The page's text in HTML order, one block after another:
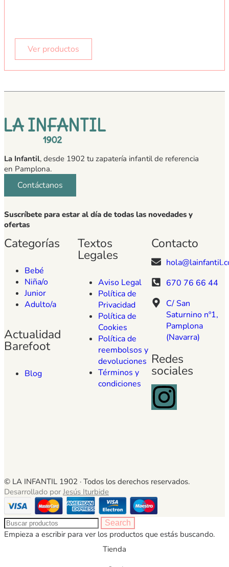
Ver productos
La Infantil, desde 1902 tu zapatería infantil de referencia
en Pamplona.
Contáctanos
Suscríbete para estar al día de todas las novedades y
ofertas
Categorías
Bebé
Niña/o
Junior
Adulto/a
Actualidad
Barefoot
Blog
Textos
Legales
Aviso Legal
Política de
Privacidad
Política de
Cookies
Política de
reembolsos y
devoluciones
Términos y
condiciones
Contacto
670 76 66 44
C/ San
Saturnino nº1,
Pamplona
(Navarra)
Redes
sociales
© LA INFANTIL 1902 · Todos los derechos reservados.
Desarrollado por Jesús Iturbide
Search
Empieza a escribir para ver los productos que estás buscando.
Tienda